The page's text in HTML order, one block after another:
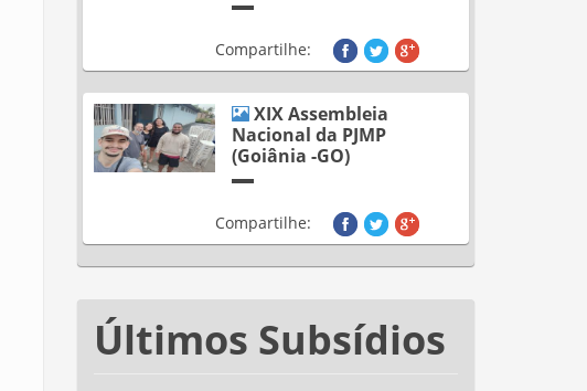
Compartilhe:
XIX Assembleia
Nacional da PJMP
(Goiânia -GO)
Compartilhe:
Últimos Subsídios